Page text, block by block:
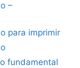
–
para imprimir
fundamental